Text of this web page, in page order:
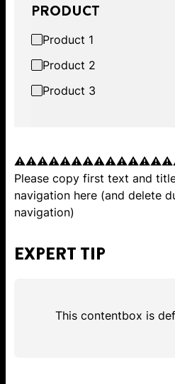
Please copy first text and
navigation here (and delete
navigation)
PRODUCT
Product 1
Product 2
Product 3
EXPERT TIP
This contentbox is